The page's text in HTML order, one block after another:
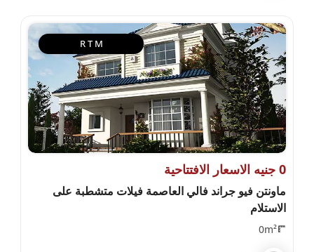
R T M
0 جنيه الاسعار الافتتاحية
ماونتن فيو جراند فالي العاصمة فيلات متشطبة على
الاستلام
0m²